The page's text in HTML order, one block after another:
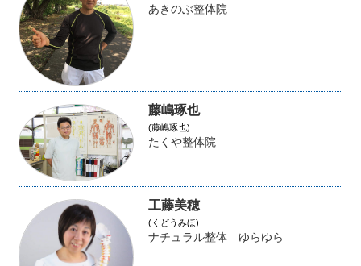
あきのぶ整体院
藤嶋琢也
(藤嶋琢也)
たくや整体院
工藤美穂
(くどうみほ)
ナチュラル整体 ゆらゆら